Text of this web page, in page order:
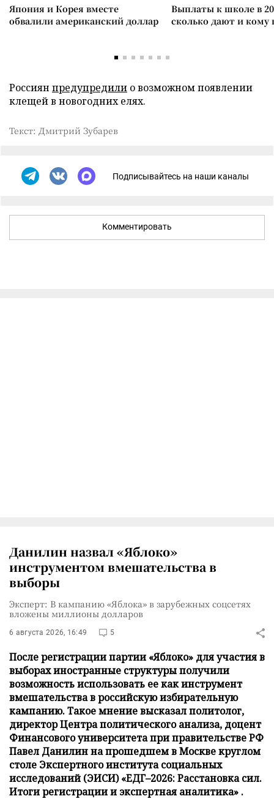
Япония и Корея вместе
обвалили американский доллар
Выплаты к школе в
сколько дают и
Россиян предупредили о возможном появлении
клещей в новогодних елях.
Текст: Дмитрий Зубарев
Подписывайтесь на наши каналы
Комментировать
Данилин назвал «Яблоко»
инструментом вмешательства в
выборы
Эксперт: В кампанию «Яблока» в зарубежных соцсетях
вложены миллионы долларов
6 августа 2026, 16:49 5
После регистрации партии «Яблоко» для участия в
выборах иностранные структуры получили
возможность использовать ее как инструмент
вмешательства в российскую избирательную
кампанию. Такое мнение высказал политолог,
директор Центра политического анализа, доцент
Финансового университета при правительстве РФ
Павел Данилин на прошедшем в Москве круглом
столе Экспертного института социальных
исследований (ЭИСИ) «ЕДГ–2026: Расстановка сил.
Итоги регистрации и экспертная аналитика» .